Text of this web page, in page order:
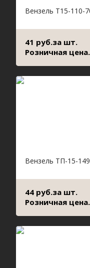
Вензель Т15-110-
41 руб.за шт.
Розничная цена.
Вензель ТП-15-
44 руб.за шт.
Розничная цена.